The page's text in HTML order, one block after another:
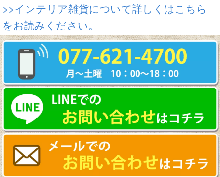
>>インテリア雑貨について詳しくはこちら
をお読みください。